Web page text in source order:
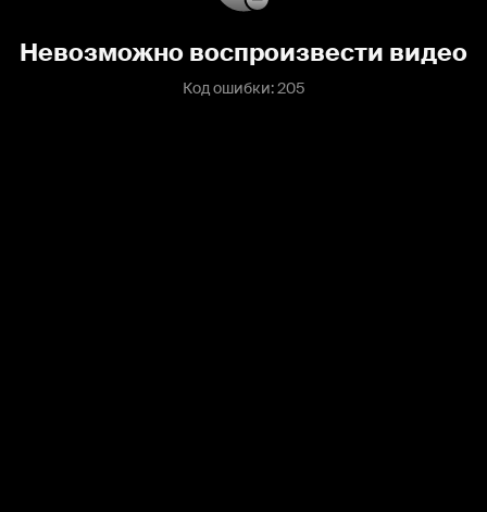
Невозможно воспроизвести видео
Код ошибки: 205